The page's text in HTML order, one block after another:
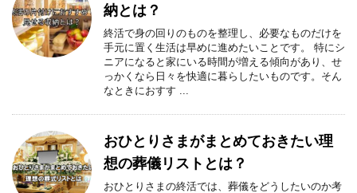
納とは？
終活で身の回りのものを整理し、必要なものだけを
手元に置く生活は早めに進めたいことです。 特にシ
ニアになると家にいる時間が増える傾向があり、せ
っかくなら日々を快適に暮らしたいものです。そん
なときにおすす ...
おひとりさまがまとめておきたい理
想の葬儀リストとは？
おひとりさまの終活では、葬儀をどうしたいのか考